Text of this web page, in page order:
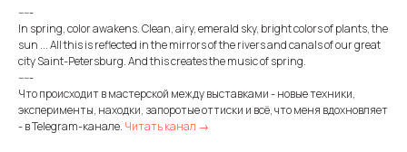
-----
In spring, color awakens. Clean, airy, emerald sky, bright colors of plants, the
sun ... All this is reflected in the mirrors of the rivers and canals of our great
city Saint-Petersburg. And this creates the music of spring.
-----
Что происходит в мастерской между выставками - новые техники,
эксперименты, находки, запоротые оттиски и всё, что меня вдохновляет
- в Telegram-канале. Читать канал →